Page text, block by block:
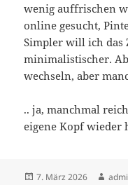
wenig auffrischen
online gesucht,
Simpler will ich das
minimalistischer.
wechseln, aber
.. ja, manchmal
eigene Kopf wieder
Veröffentlicht
7. März 2026